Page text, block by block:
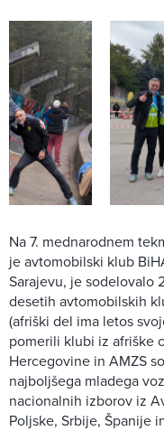
Na 7. mednarodnem
je avtomobilski klub
Sarajevu, je sodelovalo
desetih avtomobilskih
(afriški del ima letos
pomerili klubi iz afriške
Hercegovine in AMZS
najboljšega mladega
nacionalnih izborov iz
Poljske, Srbije, Španije